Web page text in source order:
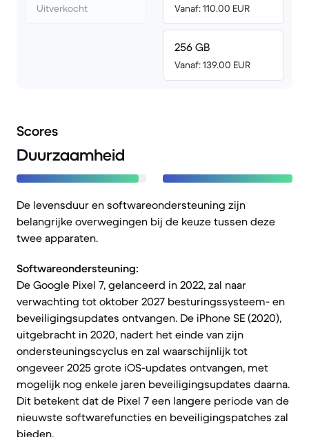
Uitverkocht Vanaf: 110.00 EUR
256 GB
Vanaf: 139.00 EUR
Scores
Duurzaamheid
De levensduur en softwareondersteuning zijn
belangrijke overwegingen bij de keuze tussen deze
twee apparaten.
Softwareondersteuning:
De Google Pixel 7, gelanceerd in 2022, zal naar
verwachting tot oktober 2027 besturingssysteem- en
beveiligingsupdates ontvangen. De iPhone SE (2020),
uitgebracht in 2020, nadert het einde van zijn
ondersteuningscyclus en zal waarschijnlijk tot
ongeveer 2025 grote iOS-updates ontvangen, met
mogelijk nog enkele jaren beveiligingsupdates daarna.
Dit betekent dat de Pixel 7 een langere periode van de
nieuwste softwarefuncties en beveiligingspatches zal
bieden.